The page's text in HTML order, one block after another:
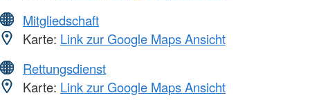
Mitgliedschaft
Karte: Link zur Google Maps Ansicht
Rettungsdienst
Karte: Link zur Google Maps Ansicht